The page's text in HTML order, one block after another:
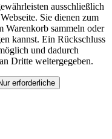
ausschließlich
Sie dienen zum
Warenkorb sammeln oder
kannst. Ein Rückschluss
und dadurch
Dritte weitergegeben.
erforderliche